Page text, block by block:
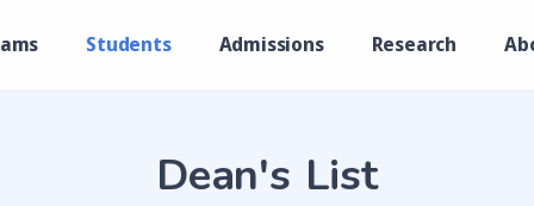
Students Admissions Research
Dean's List